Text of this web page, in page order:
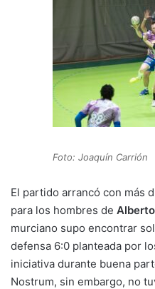
Foto: Joaquín Carrión
El partido arrancó con más
para los hombres de
murciano supo encontrar
defensa 6:0 planteada por
iniciativa durante buena
Nostrum, sin embargo, no